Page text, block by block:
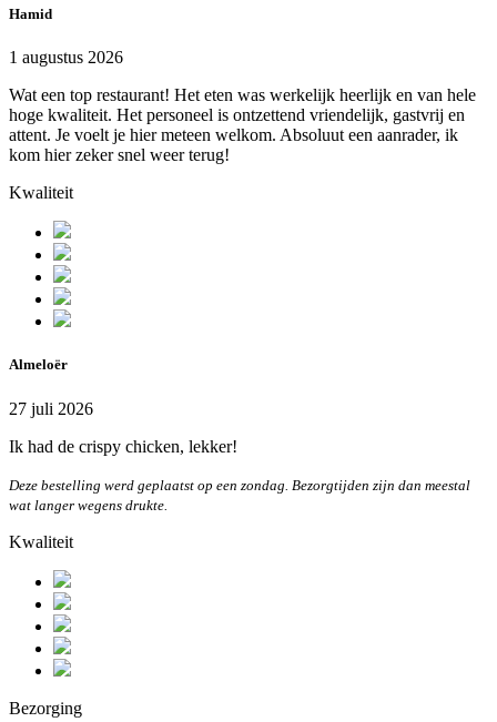
Hamid
1 augustus 2026
Wat een top restaurant! Het eten was werkelijk heerlijk en van hele
hoge kwaliteit. Het personeel is ontzettend vriendelijk, gastvrij en
attent. Je voelt je hier meteen welkom. Absoluut een aanrader, ik
kom hier zeker snel weer terug!
Kwaliteit
Almeloër
27 juli 2026
Ik had de crispy chicken, lekker!
Deze bestelling werd geplaatst op een zondag. Bezorgtijden zijn dan meestal
wat langer wegens drukte.
Kwaliteit
Bezorging